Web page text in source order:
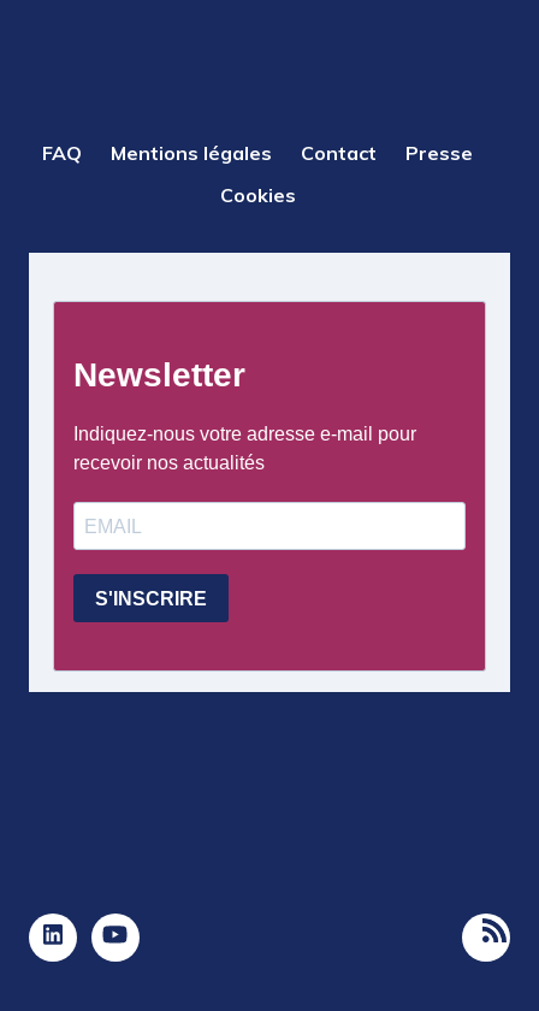
PIED
FAQ Mentions légales Contact
Presse
Cookies